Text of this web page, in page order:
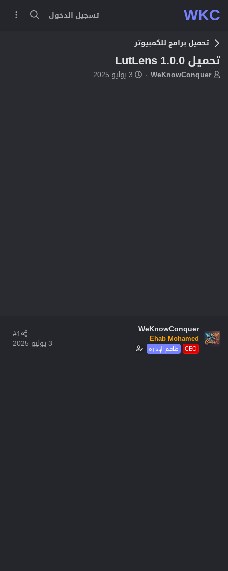
WKC تسجيل الدخول
تحميل برامج للكمبيوتر
تحميل LutLens 1.0.0
بWeKnowConquer
ت3 يوليو 2025
WeKnowConquer
Ehab Mohamed
طاقم الإدارة CEO
3 يوليو 2025
#1